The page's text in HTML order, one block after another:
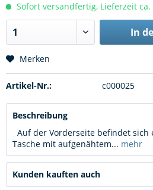
Sofort versandfertig, Lieferzeit ca.
In
Merken
Artikel-Nr.: c000025
Beschreibung
Auf der Vorderseite befindet sich
Tasche mit aufgenähtem... mehr
Kunden kauften auch